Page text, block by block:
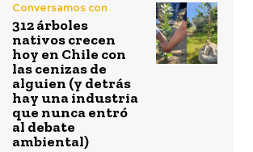
Conversamos con
312 árboles
nativos crecen
hoy en Chile con
las cenizas de
alguien (y detrás
hay una industria
que nunca entró
al debate
ambiental)